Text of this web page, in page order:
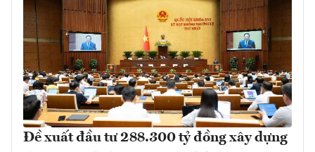
Đề xuất đầu tư 288.300 tỷ đồng xây dựng